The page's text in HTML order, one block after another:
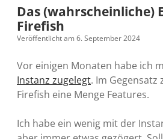
Barrierefreiheit
Meine Fediverse
barcamper.at – Die
Alleinr – Der Ruheraum im
S9y InfoCamp – Der
Link)
Impressum
Datenschutz
Microblog
rss
form
Das (wahrscheinliche)
Firefish
Veröffentlicht am 6. September 2024
Vor einigen Monaten habe ich
Instanz zugelegt. Im
Firefish eine Menge Features.
Ich habe ein wenig mit der